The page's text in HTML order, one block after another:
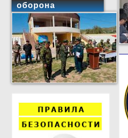
оборона